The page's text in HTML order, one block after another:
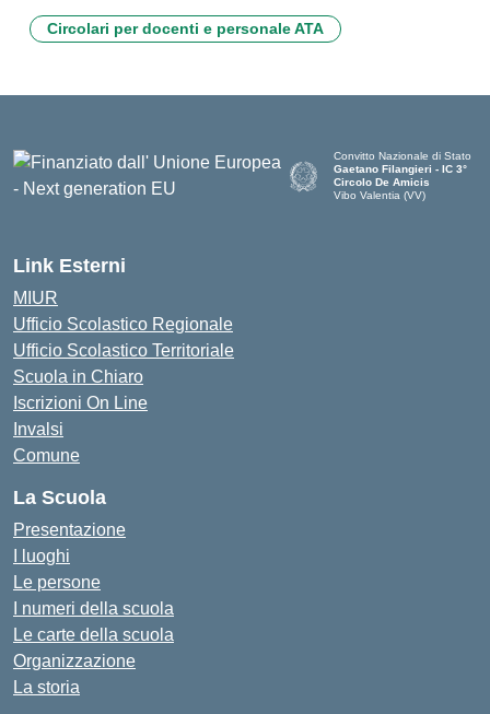
Circolari per docenti e personale ATA
Convitto Nazionale di Stato
Gaetano Filangieri - IC 3°
Circolo De Amicis
Vibo Valentia (VV)
Link Esterni
MIUR
Ufficio Scolastico Regionale
Ufficio Scolastico Territoriale
Scuola in Chiaro
Iscrizioni On Line
Invalsi
Comune
La Scuola
Presentazione
I luoghi
Le persone
I numeri della scuola
Le carte della scuola
Organizzazione
La storia